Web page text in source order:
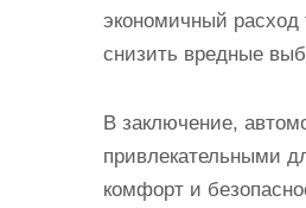
экономичный расход
снизить вредные
В заключение,
привлекательными
комфорт и